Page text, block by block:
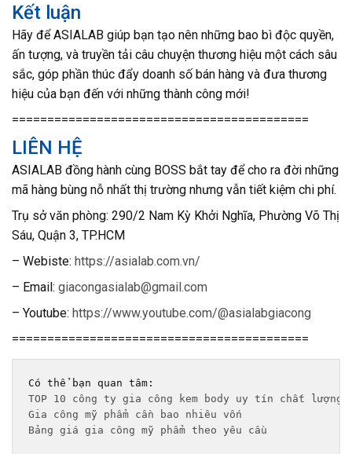
Kết luận
Hãy để ASIALAB giúp bạn tạo nên những bao bì độc quyền,
ấn tượng, và truyền tải câu chuyện thương hiệu một cách sâu
sắc, góp phần thúc đẩy doanh số bán hàng và đưa thương
hiệu của bạn đến với những thành công mới!
==========================================
LIÊN HỆ
ASIALAB đồng hành cùng BOSS bắt tay để cho ra đời những
mã hàng bùng nỗ nhất thị trường nhưng vẫn tiết kiệm chi phí.
Trụ sở văn phòng: 290/2 Nam Kỳ Khởi Nghĩa, Phường Võ Thị
Sáu, Quận 3, TP.HCM
– Webiste: https://asialab.com.vn/
– Email: giacongasialab@gmail.com
– Youtube: https://www.youtube.com/@asialabgiacong
==========================================
TOP 10 công ty gia công kem body uy tín chất lượng
Gia công mỹ phẩm cần bao nhiêu vốn
Bảng giá gia công mỹ phẩm theo yêu cầu